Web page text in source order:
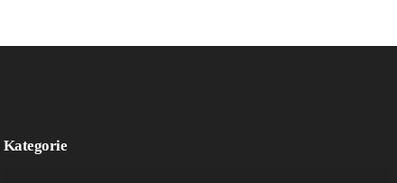
Kategorie